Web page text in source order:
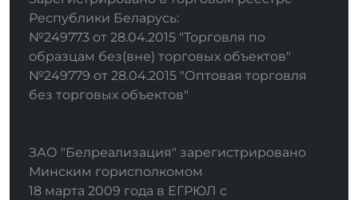
Республики Беларусь:
№249773 от 28.04.2015 "Торговля по
образцам без(вне) торговых объектов"
№249779 от 28.04.2015 "Оптовая торговля
без торговых объектов"
ЗАО "Белреализация" зарегистрировано
Минским горисполкомом
18 марта 2009 года в ЕГРЮЛ с